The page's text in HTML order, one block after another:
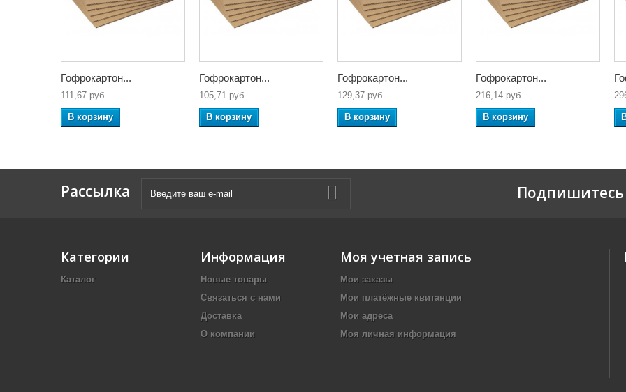
Гофрокартон...
111,67 руб
В корзину
Гофрокартон...
105,71 руб
В корзину
Гофрокартон...
129,37 руб
В корзину
Гофрокартон...
216,14 руб
В корзину
Рассылка
Категории
Каталог
Информация
Новые товары
Связаться с нами
Доставка
О компании
Моя учетная запись
Мои заказы
Мои платёжные квитанции
Мои адреса
Моя личная информация